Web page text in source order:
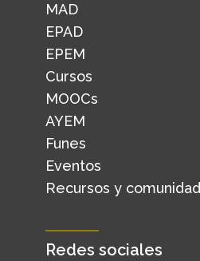
MAD
EPAD
EPEM
Cursos
MOOCs
AYEM
Funes
Eventos
Recursos y comunidad
Redes sociales